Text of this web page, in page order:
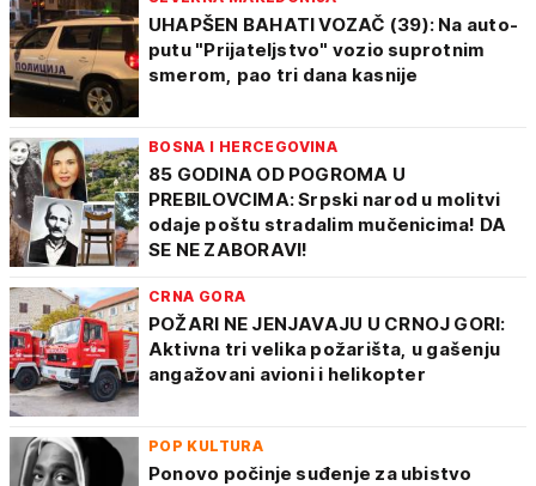
UHAPŠEN BAHATI VOZAČ (39): Na auto-
putu "Prijateljstvo" vozio suprotnim
smerom, pao tri dana kasnije
BOSNA I HERCEGOVINA
85 GODINA OD POGROMA U
PREBILOVCIMA: Srpski narod u molitvi
odaje poštu stradalim mučenicima! DA
SE NE ZABORAVI!
CRNA GORA
POŽARI NE JENJAVAJU U CRNOJ GORI:
Aktivna tri velika požarišta, u gašenju
angažovani avioni i helikopter
POP KULTURA
Ponovo počinje suđenje za ubistvo